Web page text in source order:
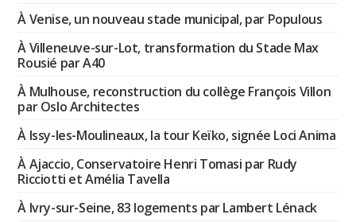
À Venise, un nouveau stade municipal, par Populous
À Villeneuve-sur-Lot, transformation du Stade Max
Rousié par A40
À Mulhouse, reconstruction du collège François Villon
par Oslo Architectes
À Issy-les-Moulineaux, la tour Keïko, signée Loci Anima
À Ajaccio, Conservatoire Henri Tomasi par Rudy
Ricciotti et Amélia Tavella
À Ivry-sur-Seine, 83 logements par Lambert Lénack